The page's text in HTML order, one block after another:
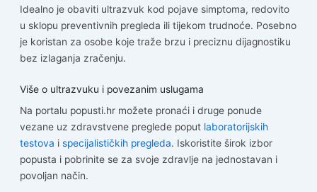
Idealno je obaviti ultrazvuk kod pojave simptoma, redovito
u sklopu preventivnih pregleda ili tijekom trudnoće. Posebno
je koristan za osobe koje traže brzu i preciznu dijagnostiku
bez izlaganja zračenju.
Više o ultrazvuku i povezanim uslugama
Na portalu popusti.hr možete pronaći i druge ponude
vezane uz zdravstvene preglede poput laboratorijskih
testova i specijalističkih pregleda. Iskoristite širok izbor
popusta i pobrinite se za svoje zdravlje na jednostavan i
povoljan način.